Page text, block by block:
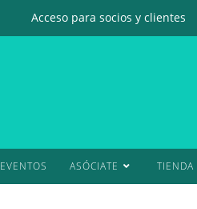
Acceso para socios y clientes
EVENTOS ASÓCIATE TIENDA